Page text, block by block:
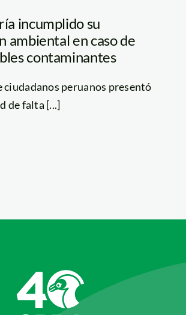
incumplido su
ambiental en caso de
contaminantes
ciudadanos peruanos presentó
de falta [...]